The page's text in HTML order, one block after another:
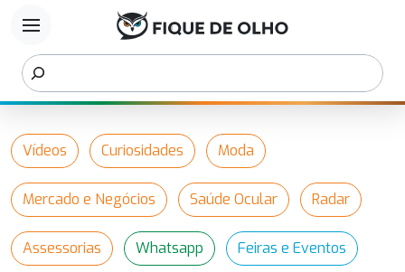
menu
Vídeos Curiosidades Moda
Mercado e Negócios Saúde Ocular Radar
Assessorias Whatsapp Feiras e Eventos